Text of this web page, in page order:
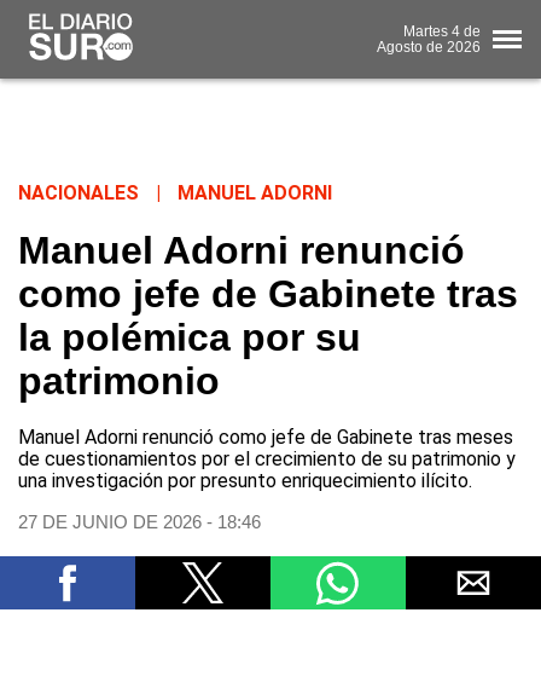
Martes 4 de
Agosto de 2026
NACIONALES MANUEL ADORNI
Manuel Adorni renunció
como jefe de Gabinete tras
la polémica por su
patrimonio
Manuel Adorni renunció como jefe de Gabinete tras meses
de cuestionamientos por el crecimiento de su patrimonio y
una investigación por presunto enriquecimiento ilícito.
27 DE JUNIO DE 2026 - 18:46